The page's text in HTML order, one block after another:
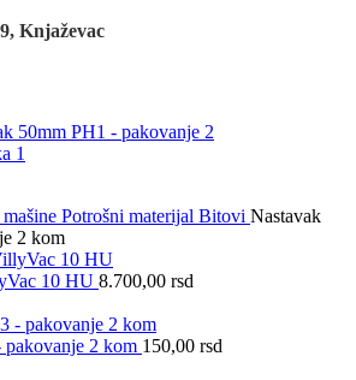
Knjaževac
Potrošni materijal Bitovi Nastavak
2 kom
10 HU 8.700,00 rsd
2 kom 150,00 rsd